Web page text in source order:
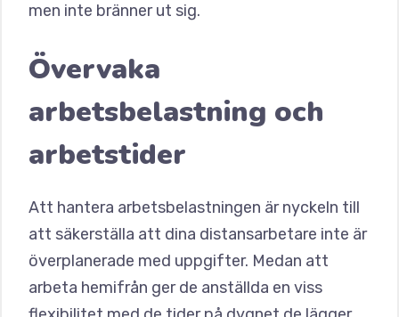
men inte bränner ut sig.
Övervaka
arbetsbelastning och
arbetstider
Att hantera arbetsbelastningen är nyckeln till
att säkerställa att dina distansarbetare inte är
överplanerade med uppgifter. Medan att
arbeta hemifrån ger de anställda en viss